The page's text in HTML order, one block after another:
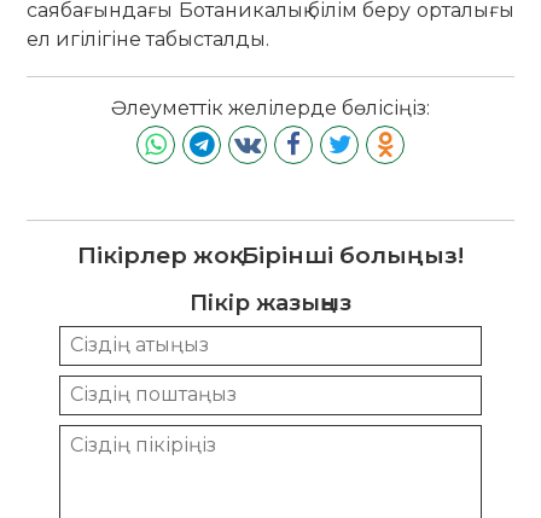
саябағындағы Ботаникалық білім беру орталығы
ел игілігіне табысталды.
Әлеуметтік желілерде бөлісіңіз:
Пікірлер жоқ. Бірінші болыңыз!
Пікір жазыңыз